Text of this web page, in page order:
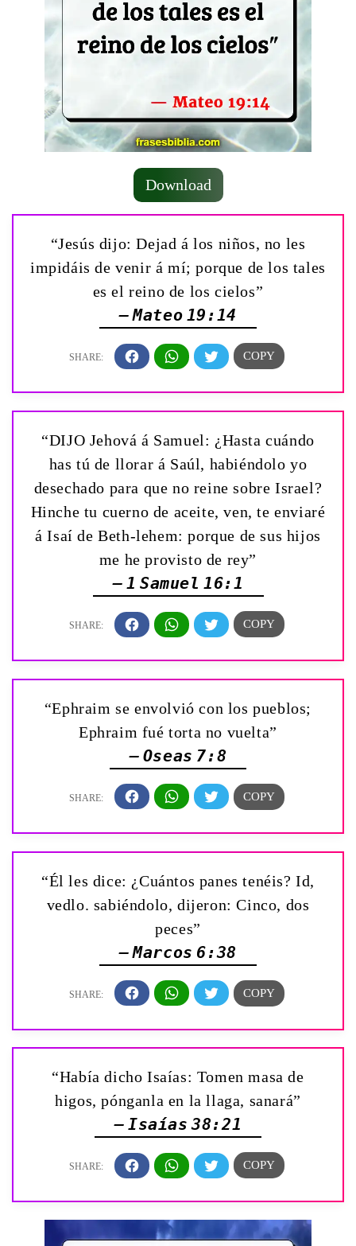
Download
“Jesús dijo: Dejad á los niños, no les
impidáis de venir á mí; porque de los tales
es el reino de los cielos”
— Mateo 19:14
“DIJO Jehová á Samuel: ¿Hasta cuándo
has tú de llorar á Saúl, habiéndolo yo
desechado para que no reine sobre Israel?
Hinche tu cuerno de aceite, ven, te enviaré
á Isaí de Beth-lehem: porque de sus hijos
me he provisto de rey”
— 1 Samuel 16:1
“Ephraim se envolvió con los pueblos;
Ephraim fué torta no vuelta”
— Oseas 7:8
“Él les dice: ¿Cuántos panes tenéis? Id,
vedlo. sabiéndolo, dijeron: Cinco, dos
peces”
— Marcos 6:38
“Había dicho Isaías: Tomen masa de
higos, pónganla en la llaga, sanará”
— Isaías 38:21